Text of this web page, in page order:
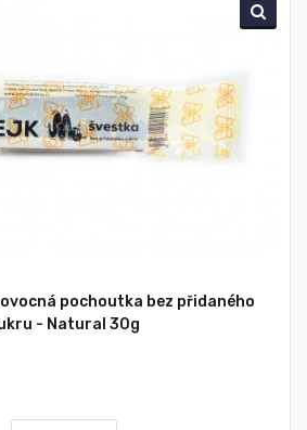
pochoutka bez přidaného
- Natural 30g